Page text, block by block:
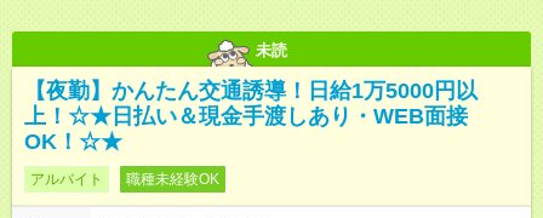
未読
【夜勤】かんたん交通誘導！日給1万5000円以
上！☆★日払い＆現金手渡しあり・WEB面接
OK！☆★
アルバイト 職種未経験OK